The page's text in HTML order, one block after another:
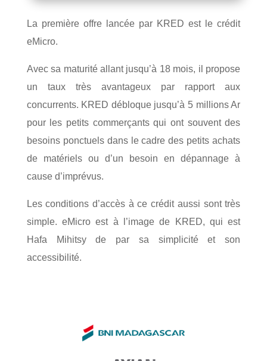
La première offre lancée par KRED est le crédit
eMicro.
Avec sa maturité allant jusqu’à 18 mois, il propose
un taux très avantageux par rapport aux
concurrents. KRED débloque jusqu’à 5 millions Ar
pour les petits commerçants qui ont souvent des
besoins ponctuels dans le cadre des petits achats
de matériels ou d’un besoin en dépannage à
cause d’imprévus.
Les conditions d’accès à ce crédit aussi sont très
simple. eMicro est à l’image de KRED, qui est
Hafa Mihitsy de par sa simplicité et son
accessibilité.